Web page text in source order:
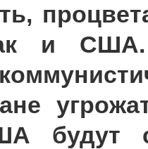
и
будут